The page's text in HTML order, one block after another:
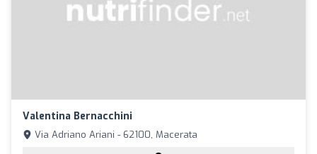
Valentina Bernacchini
Via Adriano Ariani - 62100, Macerata